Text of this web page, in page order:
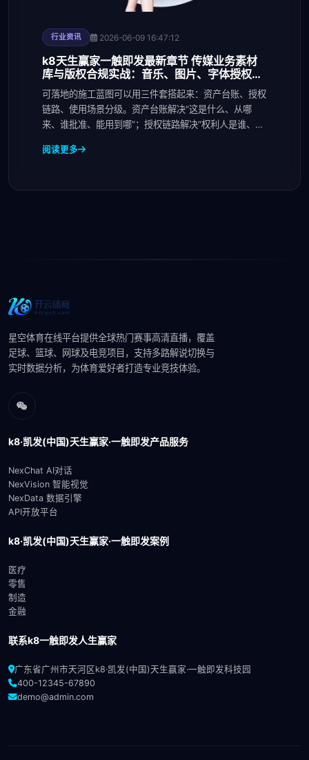
行业资讯 2026-06-09 16:47:12
k8天生赢家一触即发最新章节 传媒业务素材
库与版权合规实战：音乐、图片、字体授权流
程拆解与常见雷区清单
可落地的施工蓝图可以用三件套搭起来：资产台账、授权
链路、使用场景分级。资产台账解决“这是什么、从哪
来、谁批准、能用到哪”；授权链路解决“权利人是谁、授
阅读更多
星空体育在线平台提供全球热门赛事高清直播，覆盖
足球、篮球、网球及电竞项目，支持多路解说切换与
实时数据分析，为体育爱好者打造专业竞技体验。
k8·凯发(中国)天生赢家·一触即发产品服务
NexChat AI对话
NexVision 智能视觉
NexData 数据引擎
API开放平台
k8·凯发(中国)天生赢家·一触即发案例
医疗
零售
制造
金融
联系k8一触即发人生赢家
广东省广州市天河区k8·凯发(中国)天生赢家·一触即发科技园
400-12345-67890
demo@admin.com